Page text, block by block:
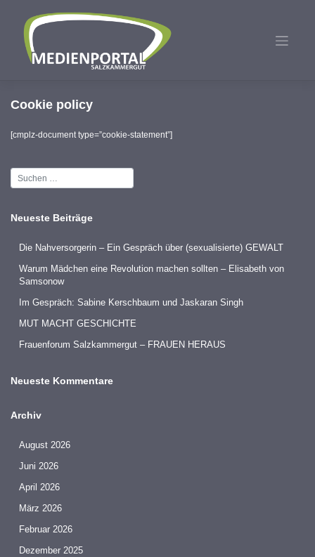
springen
Cookie policy
[cmplz-document type=”cookie-statement”]
Neueste Beiträge
Die Nahversorgerin – Ein Gespräch über (sexualisierte) GEWALT
War­um Mäd­chen eine Revo­lu­ti­on machen sollten – Eli­sa­beth von
Sam­so­now
Im Gespräch: Sabine Kerschbaum und Jaskaran Singh
MUT MACHT GESCHICHTE
Frauenforum Salzkammergut – FRAUEN HERAUS
Neueste Kommentare
Archiv
August 2026
Juni 2026
April 2026
März 2026
Februar 2026
Dezember 2025